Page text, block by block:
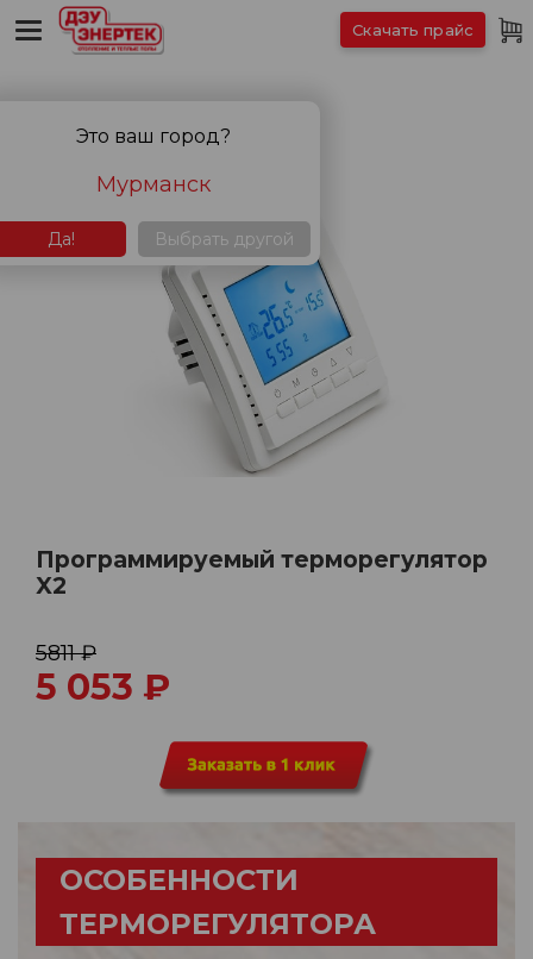
Программируемый терморегулятор
X2
5811 ₽
5 053 ₽
ОСОБЕННОСТИ
ТЕРМОРЕГУЛЯТОРА
Скачать прайс
Это ваш город?
Мурманск
Да! Выбрать другой